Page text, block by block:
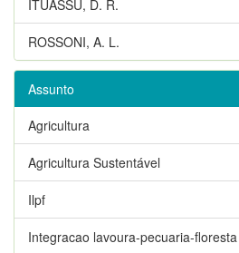
ITUASSU, D. R.
ROSSONI, A. L.
Assunto
Agricultura
Agricultura Sustentável
Ilpf
Integracao lavoura-pecuaria-floresta